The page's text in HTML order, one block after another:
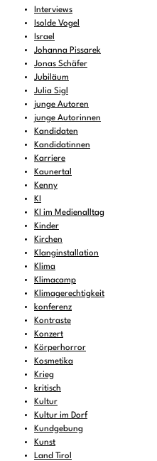
Interviews
Isolde Vogel
Israel
Johanna Pissarek
Jonas Schäfer
Jubiläum
Julia Sigl
junge Autoren
junge Autorinnen
Kandidaten
Kandidatinnen
Karriere
Kaunertal
Kenny
KI
KI im Medienalltag
Kinder
Kirchen
Klanginstallation
Klima
Klimacamp
Klimagerechtigkeit
konferenz
Kontraste
Konzert
Körperhorror
Kosmetika
Krieg
kritisch
Kultur
Kultur im Dorf
Kundgebung
Kunst
Land Tirol